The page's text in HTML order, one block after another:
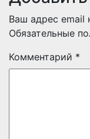
Ваш адрес email
Обязательные
Комментарий *